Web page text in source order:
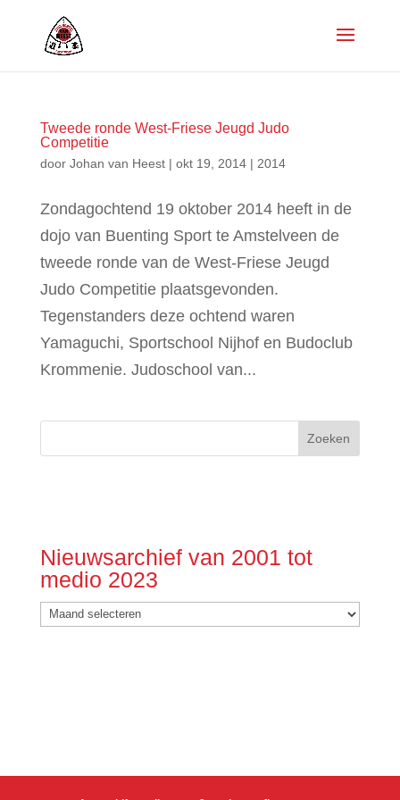
Tweede ronde West-Friese Jeugd Judo
Competitie
door Johan van Heest| okt 19, 2014| 2014
Zondagochtend 19 oktober 2014 heeft in de
dojo van Buenting Sport te Amstelveen de
tweede ronde van de West-Friese Jeugd
Judo Competitie plaatsgevonden.
Tegenstanders deze ochtend waren
Yamaguchi, Sportschool Nijhof en Budoclub
Krommenie. Judoschool van...
Nieuwsarchief van 2001 tot
medio 2023
Nieuwsarchief
van